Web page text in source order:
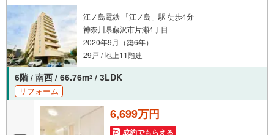
江ノ島電鉄 「江ノ島」駅 徒歩4分
神奈川県藤沢市片瀬4丁目
2020年9月（築6年）
29戸 / 地上11階建
6階 / 南西 / 66.76m2 / 3LDK
リフォーム
6,699万円
成約でもらえる